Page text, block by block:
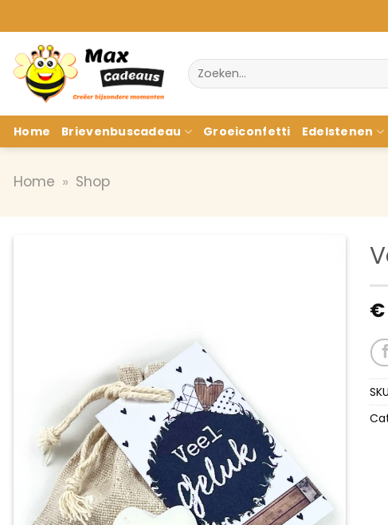
naar
inhoud
Zoeken
naar:
Home Brievenbuscadeau Groeiconfetti Edelstenen
Home » Shop
€